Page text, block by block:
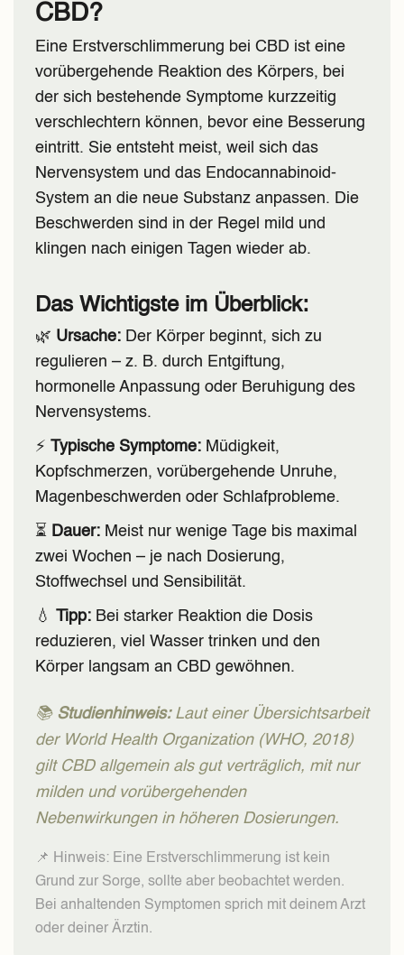
CBD?
Eine Erstverschlimmerung bei CBD ist eine
vorübergehende Reaktion des Körpers, bei
der sich bestehende Symptome kurzzeitig
verschlechtern können, bevor eine Besserung
eintritt. Sie entsteht meist, weil sich das
Nervensystem und das Endocannabinoid-
System an die neue Substanz anpassen. Die
Beschwerden sind in der Regel mild und
klingen nach einigen Tagen wieder ab.
Das Wichtigste im Überblick:
🌿 Ursache: Der Körper beginnt, sich zu
regulieren – z. B. durch Entgiftung,
hormonelle Anpassung oder Beruhigung des
Nervensystems.
⚡ Typische Symptome: Müdigkeit,
Kopfschmerzen, vorübergehende Unruhe,
Magenbeschwerden oder Schlafprobleme.
⏳ Dauer: Meist nur wenige Tage bis maximal
zwei Wochen – je nach Dosierung,
Stoffwechsel und Sensibilität.
💧 Tipp: Bei starker Reaktion die Dosis
reduzieren, viel Wasser trinken und den
Körper langsam an CBD gewöhnen.
📚 Studienhinweis:Laut einer Übersichtsarbeit
der World Health Organization (WHO, 2018)
gilt CBD allgemein als gut verträglich, mit nur
milden und vorübergehenden
Nebenwirkungen in höheren Dosierungen.
📌 Hinweis: Eine Erstverschlimmerung ist kein
Grund zur Sorge, sollte aber beobachtet werden.
Bei anhaltenden Symptomen sprich mit deinem Arzt
oder deiner Ärztin.